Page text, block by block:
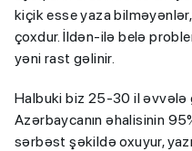
kiçik esse yaza
çoxdur. İldən-ilə belə
yəni rast gəlinir.
Halbuki biz 25-30 il əvvələ
Azərbaycanın əhalisinin
sərbəst şəkildə oxuyur,